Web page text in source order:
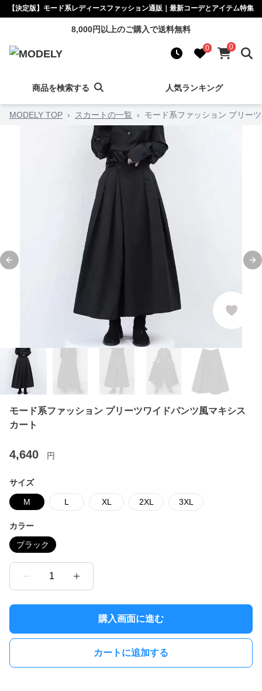
【決定版】モード系レディースファッション通販｜最新コーデとアイテム特集
8,000円以上のご購入で送料無料
0 0
商品を検索する 人気ランキング
MODELY TOP › スカートの一覧 › モード系ファッション プリー
Previous slide
モード系ファッション プリーツワイドパンツ風マキシス
カート
4,640 円
サイズ
M L XL 2XL 3XL
カラー
ブラック
1
購入画面に進む
カートに追加する